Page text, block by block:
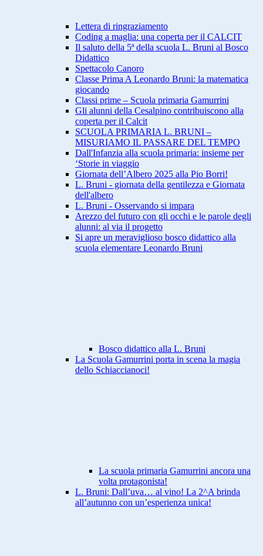
Lettera di ringraziamento
Coding a maglia: una coperta per il CALCIT
Il saluto della 5ª della scuola L. Bruni al Bosco
Didattico
Spettacolo Canoro
Classe Prima A Leonardo Bruni: la matematica
giocando
Classi prime – Scuola primaria Gamurrini
Gli alunni della Cesalpino contribuiscono alla
coperta per il Calcit
SCUOLA PRIMARIA L. BRUNI –
MISURIAMO IL PASSARE DEL TEMPO
Dall'Infanzia alla scuola primaria: insieme per
‘Storie in viaggio
Giornata dell’Albero 2025 alla Pio Borri!
L. Bruni - giornata della gentilezza e Giornata
dell'albero
L. Bruni - Osservando si impara
Arezzo del futuro con gli occhi e le parole degli
alunni: al via il progetto
Si apre un meraviglioso bosco didattico alla
scuola elementare Leonardo Bruni
Bosco didattico alla L. Bruni
La Scuola Gamurrini porta in scena la magia
dello Schiaccianoci!
La scuola primaria Gamurrini ancora una
volta protagonista!
L. Bruni: Dall’uva… al vino! La 2^A brinda
all’autunno con un’esperienza unica!